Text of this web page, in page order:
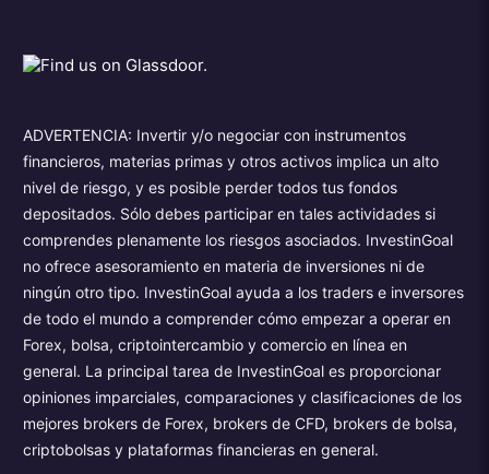
ADVERTENCIA: Invertir y/o negociar con instrumentos
financieros, materias primas y otros activos implica un alto
nivel de riesgo, y es posible perder todos tus fondos
depositados. Sólo debes participar en tales actividades si
comprendes plenamente los riesgos asociados. InvestinGoal
no ofrece asesoramiento en materia de inversiones ni de
ningún otro tipo. InvestinGoal ayuda a los traders e inversores
de todo el mundo a comprender cómo empezar a operar en
Forex, bolsa, criptointercambio y comercio en línea en
general. La principal tarea de InvestinGoal es proporcionar
opiniones imparciales, comparaciones y clasificaciones de los
mejores brokers de Forex, brokers de CFD, brokers de bolsa,
criptobolsas y plataformas financieras en general.